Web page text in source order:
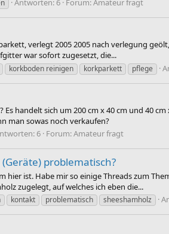
Antworten: 6 Forum:Amateur fragt
verlegt 2005 2005 nach verlegung
war sofort zugesetzt, die...
korkboden reinigen korkparkett pflege
handelt sich um 200 cm x 40 cm und 40
man sowas noch verkaufen?
6 Forum:Amateur fragt
problematisch?
ist. Habe mir so einige Threads zum
zugelegt, auf welches ich eben die...
kontakt problematisch sheeshamholz